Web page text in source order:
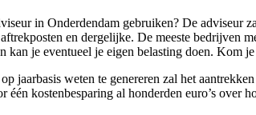
in Onderdendam gebruiken? De adviseur
en dergelijke. De meeste
je eventueel je eigen belasting doen. Kom
jaarbasis weten te genereren zal het
kostenbesparing al honderden euro’s over